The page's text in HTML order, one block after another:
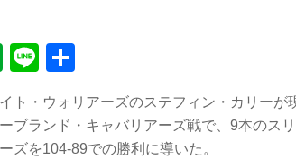
E
er
n
Li
e
ト・ウォリアーズのステフィン・カリー
ブランド・キャバリアーズ戦で、9本のス
ズを104-89での勝利に導いた。